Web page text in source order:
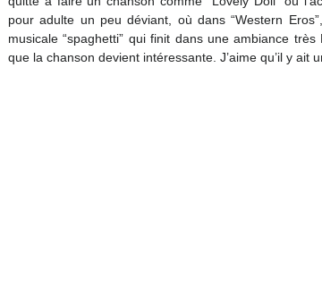
pour adulte un peu déviant, où dans “Western
musicale “spaghetti” qui finit dans une ambiance
que la chanson devient intéressante. J’aime qu’il y ait